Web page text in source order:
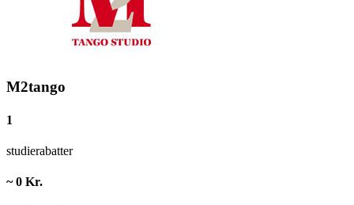
M2tango
1
studierabatter
~ 0 Kr.